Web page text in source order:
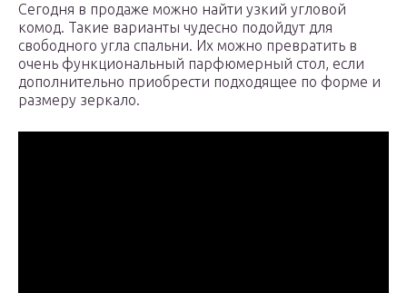
Сегодня в продаже можно найти узкий угловой
комод. Такие варианты чудесно подойдут для
свободного угла спальни. Их можно превратить в
очень функциональный парфюмерный стол, если
дополнительно приобрести подходящее по форме и
размеру зеркало.